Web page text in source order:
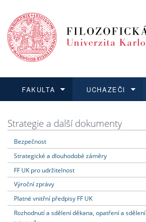
FAKULTA
Dozvědět se více
UCHAZEČI
Podat přihlášku
Dozvědět se více
Dozvědět se více
Dozvědět se více
Strategie a další dokumenty
Bezpečnost
Strategické a dlouhodobé záměry
FF UK pro udržitelnost
Výroční zprávy
Platné vnitřní předpisy FF UK
Rozhodnutí a sdělení děkana, opatření a sdělení